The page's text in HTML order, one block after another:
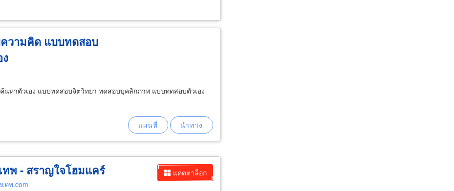
วามคิด แบบทดสอบ
าตัวเอง แบบทดสอบจิตวิทยา ทดสอบบุคลิกภาพ แบบทดสอบตัวเอง
แคตตาล็อก
ทพ - สราญใจโฮมแคร์
ทพ.com